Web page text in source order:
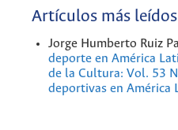
Artículos más
Jorge Humberto Ruiz
deporte en América
de la Cultura: Vol. 53
deportivas en América